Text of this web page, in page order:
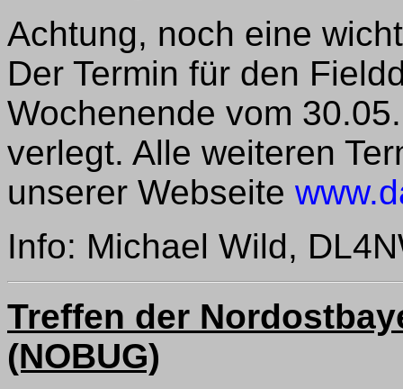
Achtung, noch eine
Der Termin für den
Wochenende vom
verlegt. Alle weiteren
unserer Webseite
Info: Michael Wild,
Treffen der
(NOBUG)